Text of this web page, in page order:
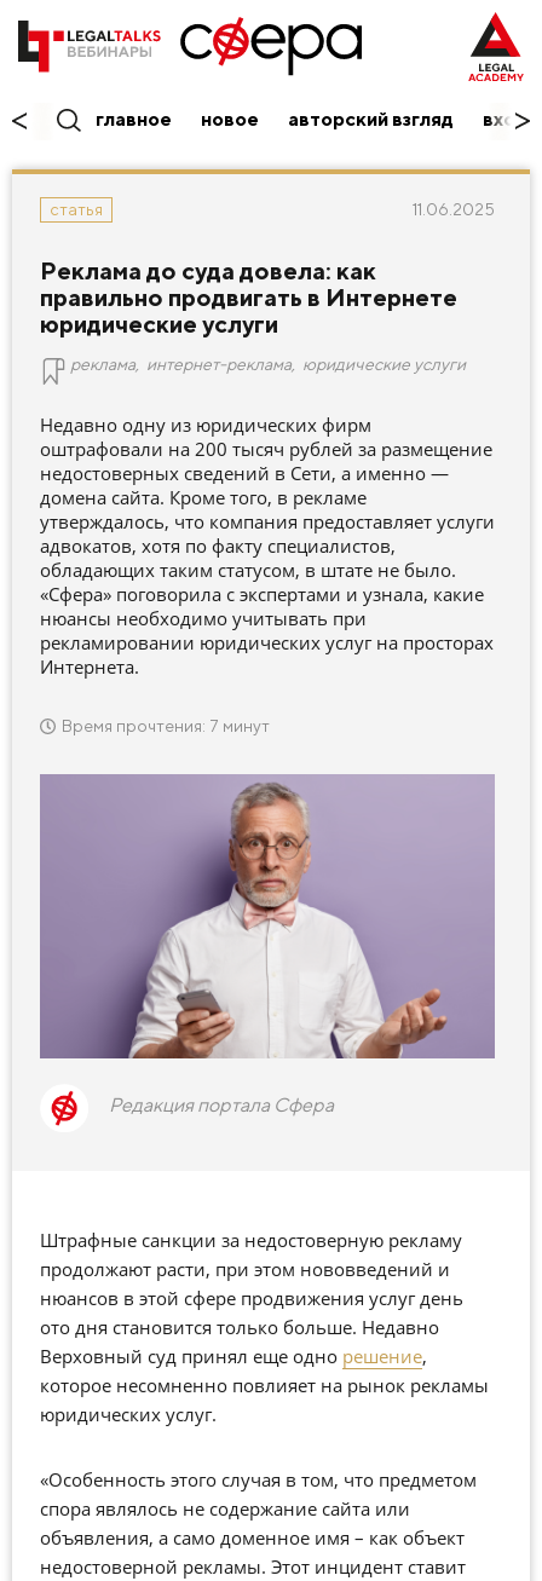
главное новое авторский взгляд вход/
статья 11.06.2025
Реклама до суда довела: как
правильно продвигать в Интернете
юридические услуги
реклама интернет-реклама юридические услуги
Недавно одну из юридических фирм
оштрафовали на 200 тысяч рублей за размещение
недостоверных сведений в Сети, а именно —
домена сайта. Кроме того, в рекламе
утверждалось, что компания предоставляет услуги
адвокатов, хотя по факту специалистов,
обладающих таким статусом, в штате не было.
«Сфера» поговорила с экспертами и узнала, какие
нюансы необходимо учитывать при
рекламировании юридических услуг на просторах
Интернета.
Время прочтения: 7 минут
Редакция портала Сфера
Штрафные санкции за недостоверную рекламу
продолжают расти, при этом нововведений и
нюансов в этой сфере продвижения услуг день
ото дня становится только больше. Недавно
Верховный суд принял еще одно решение,
которое несомненно повлияет на рынок рекламы
юридических услуг.
«Особенность этого случая в том, что предметом
спора являлось не содержание сайта или
объявления, а само доменное имя – как объект
недостоверной рекламы. Этот инцидент ставит